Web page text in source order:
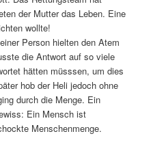
der Mutter das Leben. Eine
wollte!
Person hielten den Atem
die Antwort auf so viele
hätten müsssen, um dies
hob der Heli jedoch ohne
durch die Menge. Ein
Ein Mensch ist
Menschenmenge.